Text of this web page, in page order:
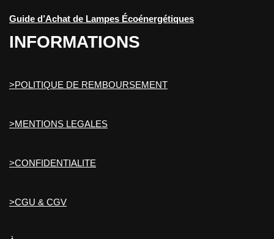
Guide d’Achat de Lampes Écoénergétiques
INFORMATIONS
>POLITIQUE DE REMBOURSEMENT
>MENTIONS LEGALES
>CONFIDENTIALITE
>CGU & CGV